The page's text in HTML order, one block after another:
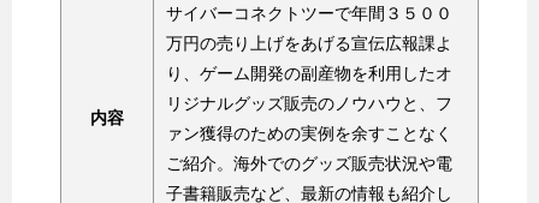
内容
サイバーコネクトツーで年間３５００
万円の売り上げをあげる宣伝広報課よ
り、ゲーム開発の副産物を利用したオ
リジナルグッズ販売のノウハウと、フ
ァン獲得のための実例を余すことなく
ご紹介。海外でのグッズ販売状況や電
子書籍販売など、最新の情報も紹介し